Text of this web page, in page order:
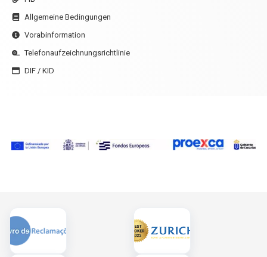
Allgemeine Bedingungen
Vorabinformation
Telefonaufzeichnungsrichtlinie
DIF / KID